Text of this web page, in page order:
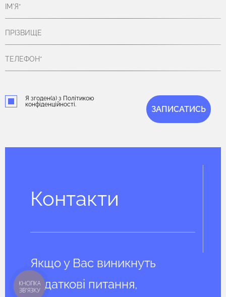
Я згоден(а) з Політикою
конфіденційності.
ЗАПИСАТИСЬ
Контакти
Якщо у Вас виникнуть
додаткові питання,
КНОПКА
ЗВ'ЯЗКУ